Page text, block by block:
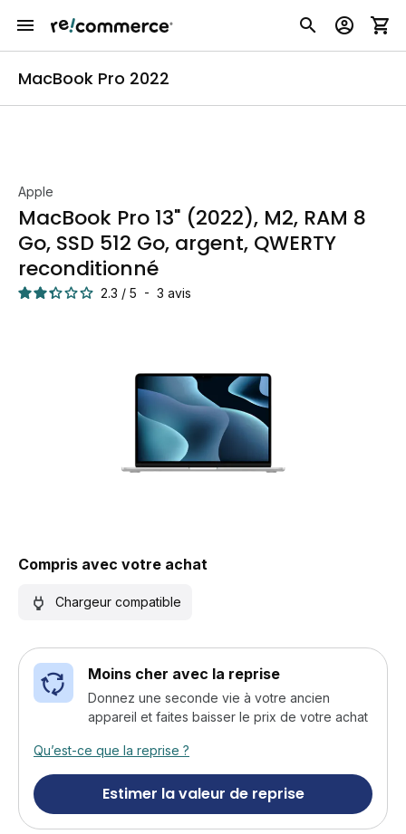
MacBook Pro 2022
Apple
MacBook Pro 13" (2022), M2, RAM 8
Go, SSD 512 Go, argent, QWERTY
reconditionné
2.3 / 5 - 3 avis
Compris avec votre achat
Chargeur compatible
Moins cher avec la reprise
Donnez une seconde vie à votre ancien
appareil et faites baisser le prix de votre achat
Qu’est-ce que la reprise ?
Estimer la valeur de reprise